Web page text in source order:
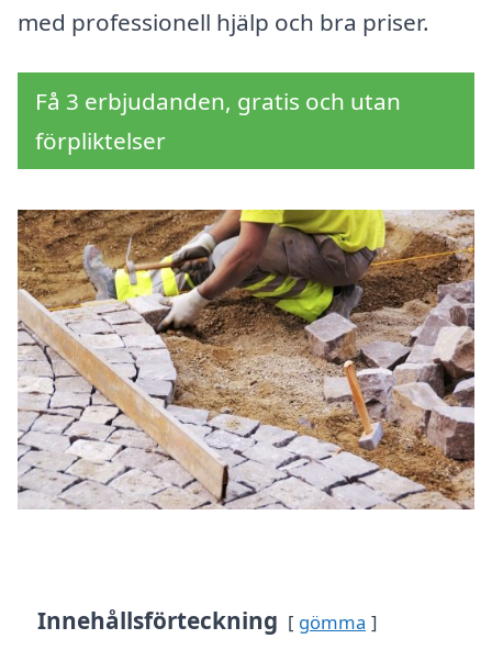
med professionell hjälp och bra priser.
Få 3 erbjudanden, gratis och utan
förpliktelser
Innehållsförteckning gömma